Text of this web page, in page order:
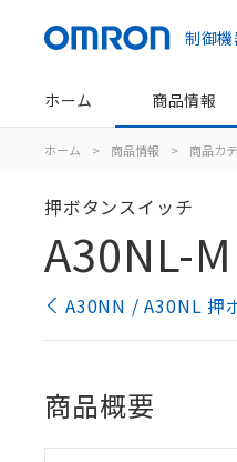
制御機
ホーム 商品情報
ホーム > 商品情報 > 商品カ
押ボタンスイッチ
A30NL-
A30NN / A30NL 押
商品概要